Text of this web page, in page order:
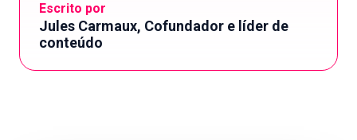
Escrito por
Jules Carmaux, Cofundador e líder de
conteúdo